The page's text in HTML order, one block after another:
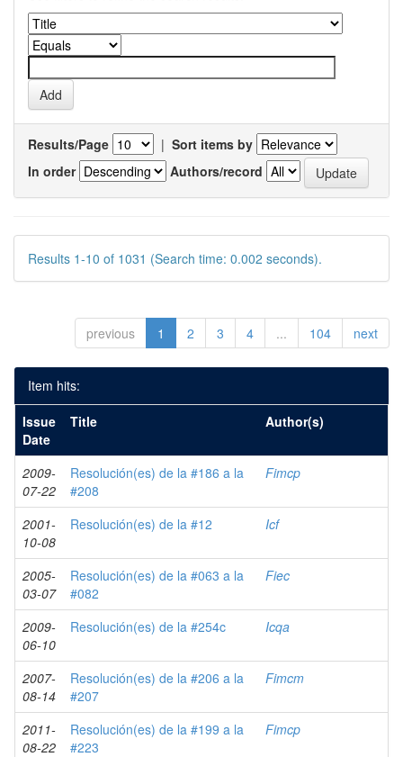
Results/Page | Sort items by
In order
Authors/record
Results 1-10 of 1031 (Search time: 0.002 seconds).
previous 1 2 3 4 ... 104 next
Item hits:
Issue
Date
Title Author(s)
2009-
07-22
Resolución(es) de la #186 a la
#208
Fimcp
2001-
10-08
Resolución(es) de la #12 Icf
2005-
03-07
Resolución(es) de la #063 a la
#082
Fiec
2009-
06-10
Resolución(es) de la #254c Icqa
2007-
08-14
Resolución(es) de la #206 a la
#207
Fimcm
2011-
08-22
Resolución(es) de la #199 a la
#223
Fimcp